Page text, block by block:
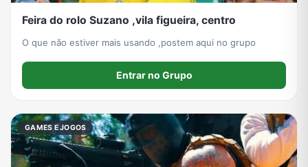
Feira do rolo Suzano ,vila figueira, centro
O que não estiver mais usando ,postem aqui no grupo
Entrar no Grupo
GAMES E JOGOS